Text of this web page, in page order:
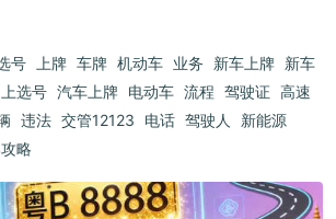
号 上牌 车牌 机动车 业务 新车上牌 新车
选号 汽车上牌 电动车 流程 驾驶证 高速
违法 交管12123 电话 驾驶人
新能源
略